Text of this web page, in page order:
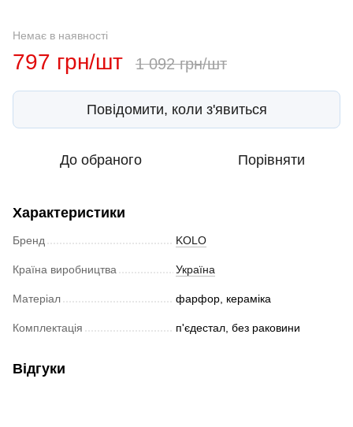
Немає в наявності
797 грн/шт 1 092 грн/шт
Повідомити, коли з'явиться
До обраного Порівняти
Характеристики
Бренд KOLO
Країна виробництва Україна
Матеріал фарфор, кераміка
Комплектація п'єдестал, без раковини
Відгуки